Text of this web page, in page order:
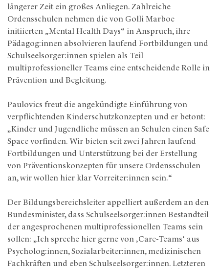
längerer Zeit ein großes Anliegen. Zahlreiche
Ordensschulen nehmen die von Golli Marboe
initiierten „Mental Health Days“ in Anspruch, ihre
Pädagog:innen absolvieren laufend Fortbildungen und
Schulseelsorger:innen spielen als Teil
multiprofessioneller Teams eine entscheidende Rolle in
Prävention und Begleitung.
Paulovics freut die angekündigte Einführung von
verpflichtenden Kinderschutzkonzepten und er betont:
„Kinder und Jugendliche müssen an Schulen einen Safe
Space vorfinden. Wir bieten seit zwei Jahren laufend
Fortbildungen und Unterstützung bei der Erstellung
von Präventionskonzepten für unsere Ordensschulen
an, wir wollen hier klar Vorreiter:innen sein.“
Der Bildungsbereichsleiter appelliert außerdem an den
Bundesminister, dass Schulseelsorger:innen Bestandteil
der angesprochenen multiprofessionellen Teams sein
sollen: „Ich spreche hier gerne von ‚Care-Teams‘ aus
Psycholog:innen, Sozialarbeiter:innen, medizinischen
Fachkräften und eben Schulseelsorger:innen. Letzteren